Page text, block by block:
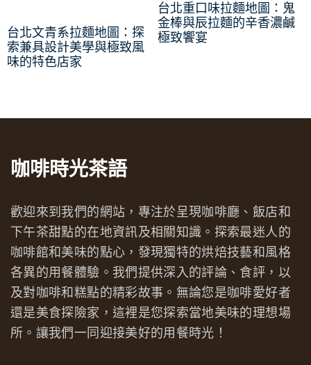
台北文青系拉麵地圖：探
索兼具設計美學與極致風
味的特色店家
台北重口味拉麵地圖：鬼
金棒與辰拉麵的辛香濃鹹
極致饗宴
咖啡時光茶語
歡迎來到我們的網站，專注於呈現咖啡廳、飯店和
下午茶甜點的在地資訊及相關知識。探索最迷人的
咖啡館和美味的點心，發現獨特的烘焙技藝和風格
各異的用餐體驗。我們提供深入的評論、食評，以
及對咖啡和糕點的精彩故事。無論您是咖啡愛好者
還是美食探險家，這裡是您探索當地美味的理想場
所。讓我們一同迎接美好的用餐時光！